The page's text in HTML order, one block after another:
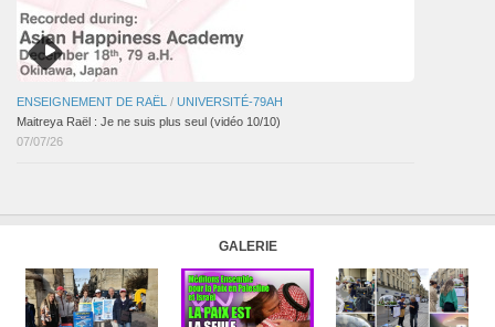
ENSEIGNEMENT DE RAËL / UNIVERSITÉ-79AH
Maitreya Raël : Je ne suis plus seul (vidéo 10/10)
07/07/26
GALERIE